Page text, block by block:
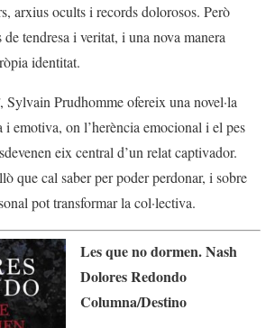
arxius ocults i records dolorosos. Però
tendresa i veritat, i una nova manera
identitat.
, Sylvain Prudhomme ofereix una novel·la
i emotiva, on l’herència emocional i el pes
eix central d’un relat captivador.
que cal saber per poder perdonar, i sobre
pot transformar la col·lectiva.
Les que no dormen. Nash
Dolores Redondo
Columna/Destino